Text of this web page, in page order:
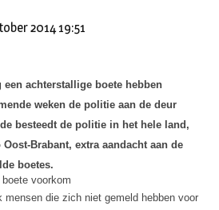
2014 19:51
een achterstallige boete hebben
weken de politie aan de deur
besteedt de politie in het hele land,
Brabant, extra aandacht aan de
boetes.
mensen die zich niet gemeld hebben voor